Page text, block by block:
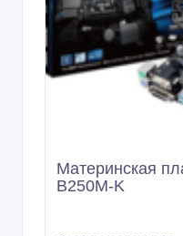
Материнская
B250M-K